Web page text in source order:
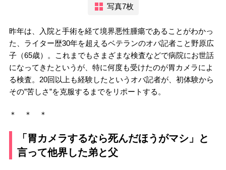
写真7枚
昨年は、入院と手術を経て境界悪性腫瘍であることがわかっ
た、ライター歴30年を超えるベテランのオバ記者こと野原広
子（65歳）。これまでもさまざまな検査などで病院にお世話
になってきたというが、特に何度も受けたのが胃カメラによ
る検査。20回以上も経験したというオバ記者が、初体験から
その”苦しさ”を克服するまでをリポートする。
＊ ＊ ＊
「胃カメラするなら死んだほうがマシ」と
言って他界した弟と父